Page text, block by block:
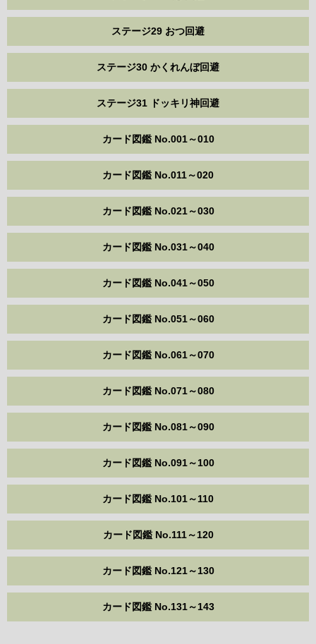
ステージ29 おつ回避
ステージ30 かくれんぼ回避
ステージ31 ドッキリ神回避
カード図鑑 No.001～010
カード図鑑 No.011～020
カード図鑑 No.021～030
カード図鑑 No.031～040
カード図鑑 No.041～050
カード図鑑 No.051～060
カード図鑑 No.061～070
カード図鑑 No.071～080
カード図鑑 No.081～090
カード図鑑 No.091～100
カード図鑑 No.101～110
カード図鑑 No.111～120
カード図鑑 No.121～130
カード図鑑 No.131～143